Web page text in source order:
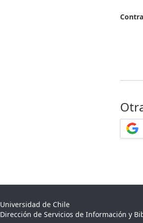
Universidad de Chile
Dirección de Servicios de Información y